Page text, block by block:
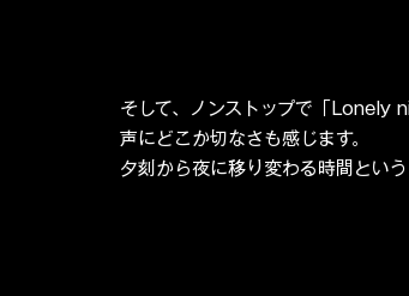
そして、ノンストップで「Lonely
声にどこか切なさも感じます。
夕刻から夜に移り変わる時間とい